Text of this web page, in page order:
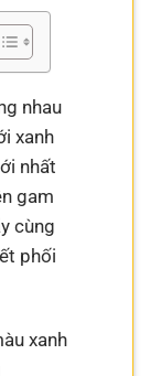
nhau
xanh
nhất
gam
cùng
phối